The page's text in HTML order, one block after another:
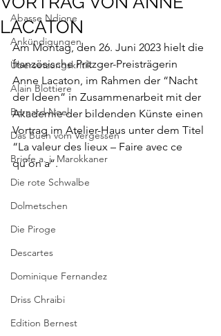
Abasse Ndione
Ankündigungen
Übersetzungskritik
Alain Blottiere
Bernard Noel
Das Buch vom Vergessen
Briefe a. j. Marokkaner
Die rote Schwalbe
Dolmetschen
Die Piroge
Descartes
Dominique Fernandez
Driss Chraibi
Edition Bernest
LACATON
Am Montag, den 26. Juni 2023 hielt die
französische Pritzger-Preisträgerin
Anne Lacaton, im Rahmen der “Nacht
der Ideen” in Zusammenarbeit mit der
Akademie der bildenden Künste einen
Vortrag im Atelier-Haus unter dem Titel
“La valeur des lieux – Faire avec ce
qu’on a”.